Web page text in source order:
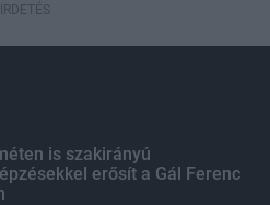
is szakirányú
erősít a Gál Ferenc